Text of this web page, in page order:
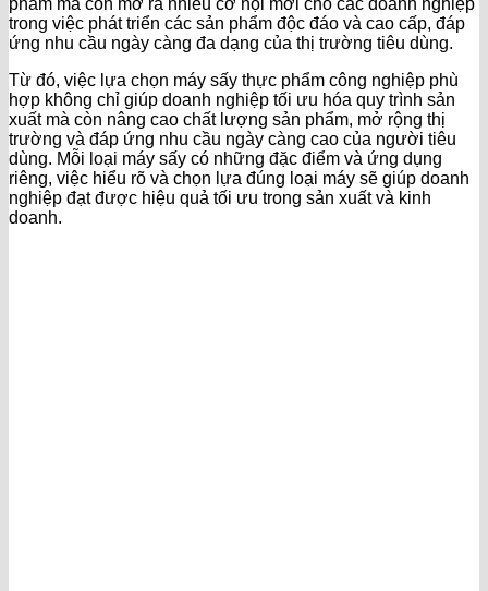
phẩm mà còn mở ra nhiều cơ hội mới cho các doanh nghiệp
trong việc phát triển các sản phẩm độc đáo và cao cấp, đáp
ứng nhu cầu ngày càng đa dạng của thị trường tiêu dùng.
Từ đó, việc lựa chọn máy sấy thực phẩm công nghiệp phù
hợp không chỉ giúp doanh nghiệp tối ưu hóa quy trình sản
xuất mà còn nâng cao chất lượng sản phẩm, mở rộng thị
trường và đáp ứng nhu cầu ngày càng cao của người tiêu
dùng. Mỗi loại máy sấy có những đặc điểm và ứng dụng
riêng, việc hiểu rõ và chọn lựa đúng loại máy sẽ giúp doanh
nghiệp đạt được hiệu quả tối ưu trong sản xuất và kinh
doanh.